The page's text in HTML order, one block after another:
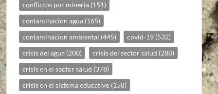
conflictos por mineria (151)
contaminacion agua (165)
contaminacion ambiental (445) covid-19 (532)
crisis del agua (200) crisis del sector salud (280)
crisis en el sector salud (378)
crisis en el sistema educativo (158)